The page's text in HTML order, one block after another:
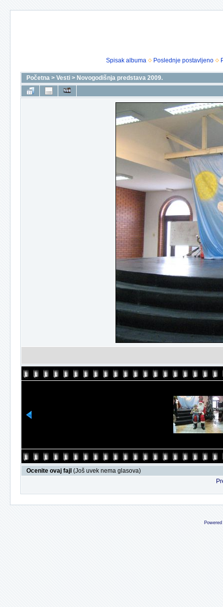
Spisak albuma Poslednje postavljeno
Početna > Vesti > Novogodišnja predstava 2009.
Ocenite ovaj fajl (Još uvek nema glasova)